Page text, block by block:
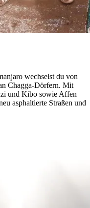
wechselst du von
Chagga-Dörfern. Mit
und Kibo sowie Affen
asphaltierte Straßen und